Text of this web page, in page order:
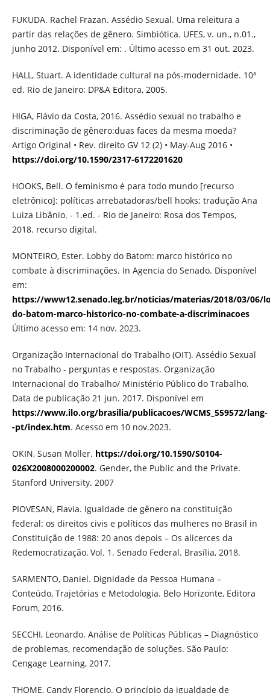
FUKUDA. Rachel Frazan. Assédio Sexual. Uma releitura a
partir das relações de gênero. Simbiótica. UFES, v. un., n.01.,
junho 2012. Disponível em: . Último acesso em 31 out. 2023.
HALL, Stuart. A identidade cultural na pós-modernidade. 10ª
ed. Rio de Janeiro: DP&A Editora, 2005.
HIGA, Flávio da Costa, 2016. Assédio sexual no trabalho e
discriminação de gênero:duas faces da mesma moeda?
Artigo Original • Rev. direito GV 12 (2) • May-Aug 2016 •
https://doi.org/10.1590/2317-6172201620
HOOKS, Bell. O feminismo é para todo mundo [recurso
eletrônico]: políticas arrebatadoras/bell hooks; tradução Ana
Luiza Libânio. - 1.ed. - Rio de Janeiro: Rosa dos Tempos,
2018. recurso digital.
MONTEIRO, Ester. Lobby do Batom: marco histórico no
combate à discriminações. In Agencia do Senado. Disponível
em:
https://www12.senado.leg.br/noticias/materias/2018/03/06/
do-batom-marco-historico-no-combate-a-discriminacoes
Último acesso em: 14 nov. 2023.
Organização Internacional do Trabalho (OIT). Assédio Sexual
no Trabalho - perguntas e respostas. Organização
Internacional do Trabalho/ Ministério Público do Trabalho.
Data de publicação 21 jun. 2017. Disponível em
https://www.ilo.org/brasilia/publicacoes/WCMS_559572/lang-
-pt/index.htm. Acesso em 10 nov.2023.
OKIN, Susan Moller. https://doi.org/10.1590/S0104-
026X2008000200002. Gender, the Public and the Private.
Stanford University. 2007
PIOVESAN, Flavia. Igualdade de gênero na constituição
federal: os direitos civis e políticos das mulheres no Brasil in
Constituição de 1988: 20 anos depois – Os alicerces da
Redemocratização, Vol. 1. Senado Federal. Brasília, 2018.
SARMENTO, Daniel. Dignidade da Pessoa Humana –
Conteúdo, Trajetórias e Metodologia. Belo Horizonte, Editora
Forum, 2016.
SECCHI, Leonardo. Análise de Políticas Públicas – Diagnóstico
de problemas, recomendação de soluções. São Paulo:
Cengage Learning, 2017.
THOME, Candy Florencio. O princípio da igualdade de